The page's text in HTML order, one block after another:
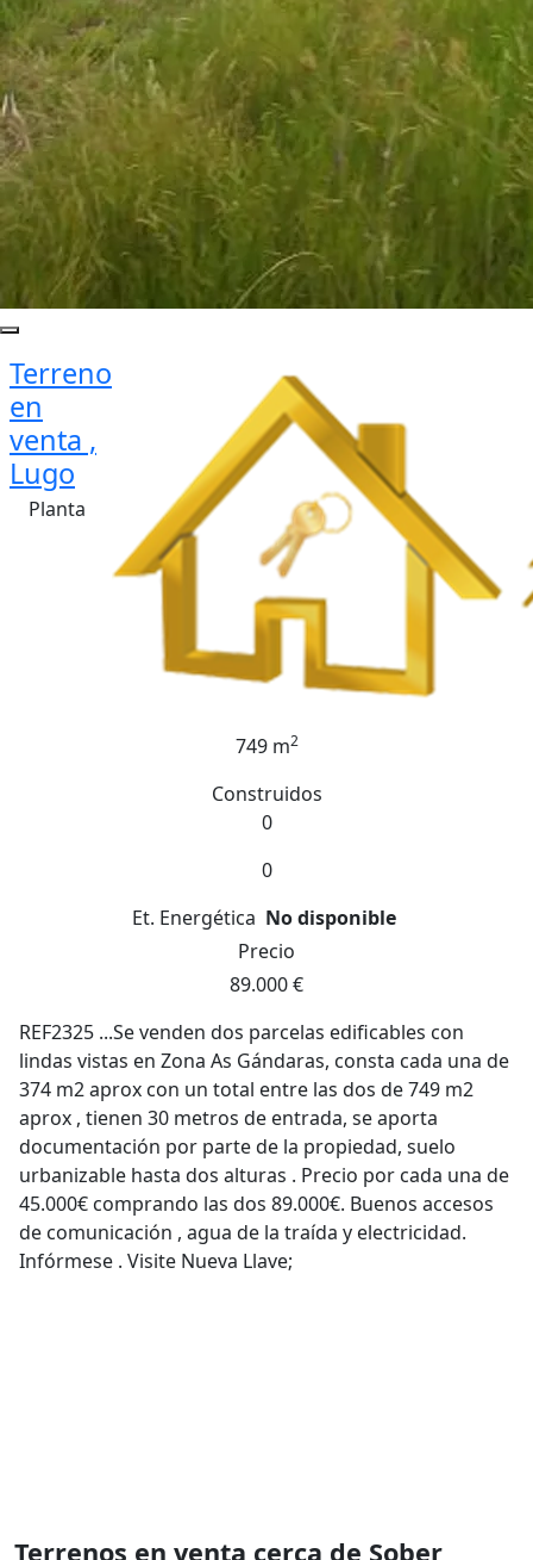
Terreno
en
venta ,
Lugo
Planta
749 m2
Construidos
0
0
Et. Energética No disponible
Precio
89.000 €
REF2325 ...Se venden dos parcelas edificables con
lindas vistas en Zona As Gándaras, consta cada una de
374 m2 aprox con un total entre las dos de 749 m2
aprox , tienen 30 metros de entrada, se aporta
documentación por parte de la propiedad, suelo
urbanizable hasta dos alturas . Precio por cada una de
45.000€ comprando las dos 89.000€. Buenos accesos
de comunicación , agua de la traída y electricidad.
Infórmese . Visite Nueva Llave;
Terrenos en venta cerca de Sober